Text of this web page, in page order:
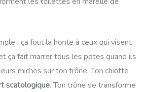
: ça fout la honte à ceux qui visent
ça fait marrer tous les potes quand ils
miches sur ton trône. Ton chiotte
scatologique. Ton trône se transforme